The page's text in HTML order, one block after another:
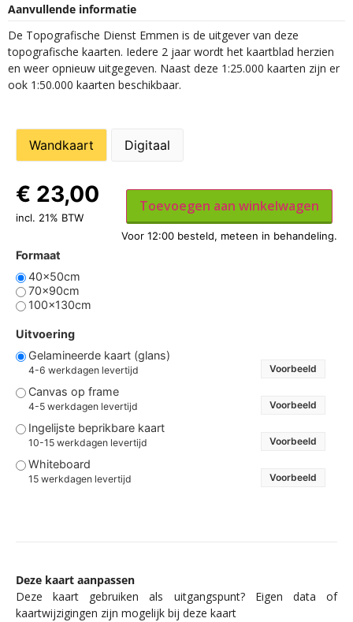
Aanvullende informatie
De Topografische Dienst Emmen is de uitgever van deze
topografische kaarten. Iedere 2 jaar wordt het kaartblad herzien
en weer opnieuw uitgegeven. Naast deze 1:25.000 kaarten zijn er
ook 1:50.000 kaarten beschikbaar.
Wandkaart Digitaal
Formaat
40x50cm
70x90cm
100x130cm
Uitvoering
Gelamineerde kaart (glans)
4-6 werkdagen levertijd Voorbeeld
Canvas op frame
4-5 werkdagen levertijd Voorbeeld
Ingelijste beprikbare kaart
10-15 werkdagen levertijd Voorbeeld
Whiteboard
15 werkdagen levertijd Voorbeeld
€ 23,00
incl. 21% BTW
Toevoegen aan winkelwagen
Deze kaart aanpassen
Deze kaart gebruiken als uitgangspunt? Eigen data of
kaartwijzigingen zijn mogelijk bij deze kaart